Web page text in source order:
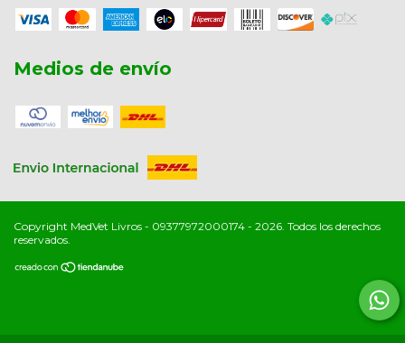
Medios de envío
Copyright MedVet Livros - 09377972000174 - 2026. Todos los derechos
reservados.